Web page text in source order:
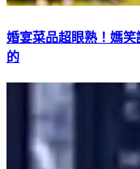
婚宴菜品超眼熟！媽
的